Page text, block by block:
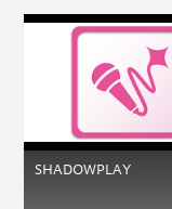
SHADOWPLAY